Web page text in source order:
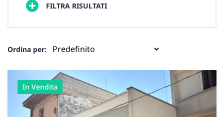
FILTRA RISULTATI
Ordina per:
In Vendita